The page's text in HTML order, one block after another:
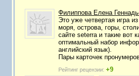
Филиппова Елена
Это уже четвертая игра
моря, острова, горы,
сайте seterra и такие вот
оптимальный набор
английский язык).
Пары карточек
Рейтинг рецензии: +9